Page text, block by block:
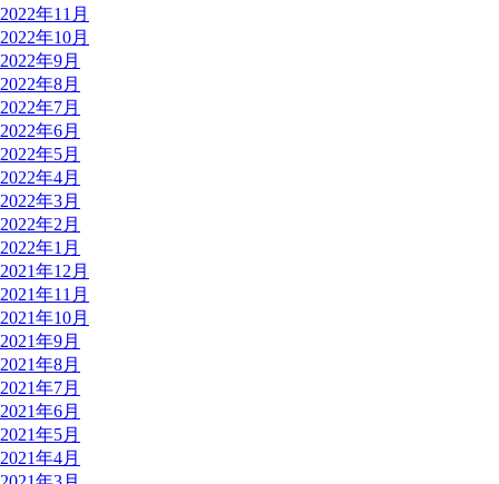
2022年11月
2022年10月
2022年9月
2022年8月
2022年7月
2022年6月
2022年5月
2022年4月
2022年3月
2022年2月
2022年1月
2021年12月
2021年11月
2021年10月
2021年9月
2021年8月
2021年7月
2021年6月
2021年5月
2021年4月